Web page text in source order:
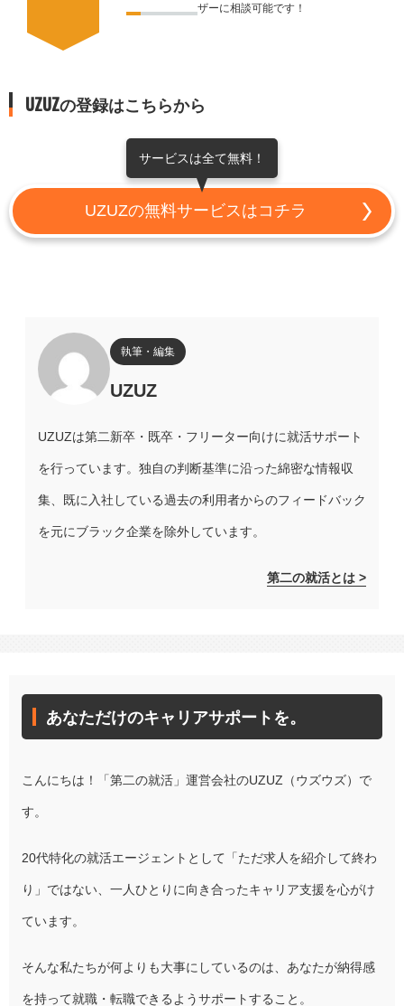
ザーに相談可能です！
UZUZの登録はこちらから
サービスは全て無料！
UZUZの無料サービスはコチラ
執筆・編集
UZUZ
UZUZは第二新卒・既卒・フリーター向けに就活サポート
を行っています。独自の判断基準に沿った綿密な情報収
集、既に入社している過去の利用者からのフィードバック
を元にブラック企業を除外しています。
第二の就活とは >
あなただけのキャリアサポートを。
こんにちは！「第二の就活」運営会社のUZUZ（ウズウズ）で
す。
20代特化の就活エージェントとして「ただ求人を紹介して終わ
り」ではない、一人ひとりに向き合ったキャリア支援を心がけ
ています。
そんな私たちが何よりも大事にしているのは、あなたが納得感
を持って就職・転職できるようサポートすること。